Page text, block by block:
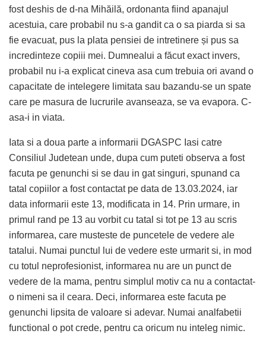
fost deshis de d-na Mihăilă, ordonanta fiind apanajul
acestuia, care probabil nu s-a gandit ca o sa piarda si sa
fie evacuat, pus la plata pensiei de intretinere și pus sa
incredinteze copiii mei. Dumnealui a făcut exact invers,
probabil nu i-a explicat cineva asa cum trebuia ori avand o
capacitate de intelegere limitata sau bazandu-se un spate
care pe masura de lucrurile avanseaza, se va evapora. C-
asa-i in viata.
Iata si a doua parte a informarii DGASPC Iasi catre
Consiliul Judetean unde, dupa cum puteti observa a fost
facuta pe genunchi si se dau in gat singuri, spunand ca
tatal copiilor a fost contactat pe data de 13.03.2024, iar
data informarii este 13, modificata in 14. Prin urmare, in
primul rand pe 13 au vorbit cu tatal si tot pe 13 au scris
informarea, care musteste de puncetele de vedere ale
tatalui. Numai punctul lui de vedere este urmarit si, in mod
cu totul neprofesionist, informarea nu are un punct de
vedere de la mama, pentru simplul motiv ca nu a contactat-
o nimeni sa il ceara. Deci, informarea este facuta pe
genunchi lipsita de valoare si adevar. Numai analfabetii
functional o pot crede, pentru ca oricum nu inteleg nimic.